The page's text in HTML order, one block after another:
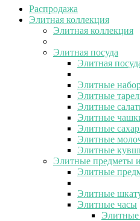
Распродажа
Элитная коллекция
Элитная коллекция
Элитная посуда
Элитная
Элитные
Элитные
Элитные
Элитные
Элитные
Элитные
Элитные
Элитные предметы
Элитные
Элитные
Элитные часы